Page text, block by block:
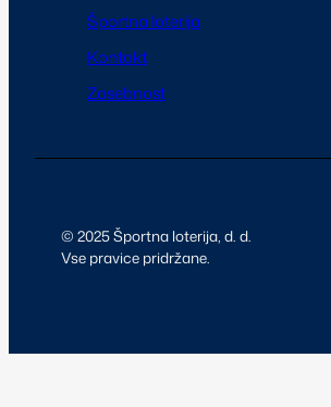
Športna loterija
Kontakt
Zasebnost
© 2025 Športna loterija, d. d.
Vse pravice pridržane.